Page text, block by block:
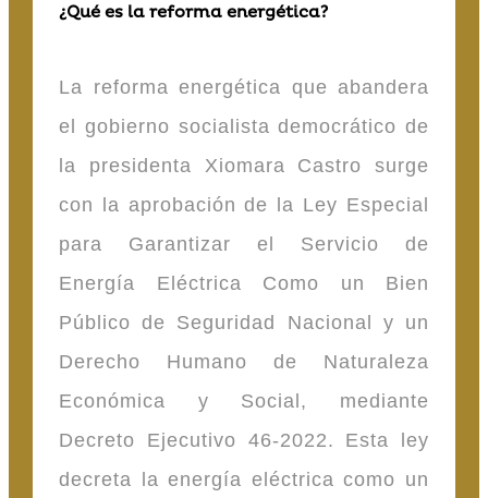
¿Qué es la reforma energética?
La reforma energética que abandera
el gobierno socialista democrático de
la presidenta Xiomara Castro surge
con la aprobación de la Ley Especial
para Garantizar el Servicio de
Energía Eléctrica Como un Bien
Público de Seguridad Nacional y un
Derecho Humano de Naturaleza
Económica y Social, mediante
Decreto Ejecutivo 46-2022. Esta ley
decreta la energía eléctrica como un